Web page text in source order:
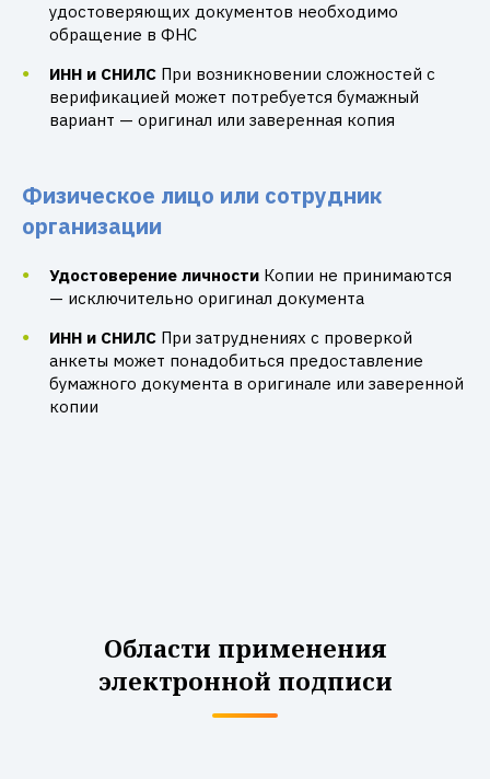
удостоверяющих документов необходимо
обращение в ФНС
ИНН и СНИЛС При возникновении сложностей с
верификацией может потребуется бумажный
вариант — оригинал или заверенная копия
Физическое лицо или сотрудник
организации
Удостоверение личности Копии не принимаются
— исключительно оригинал документа
ИНН и СНИЛС При затруднениях с проверкой
анкеты может понадобиться предоставление
бумажного документа в оригинале или заверенной
копии
Области применения
электронной подписи